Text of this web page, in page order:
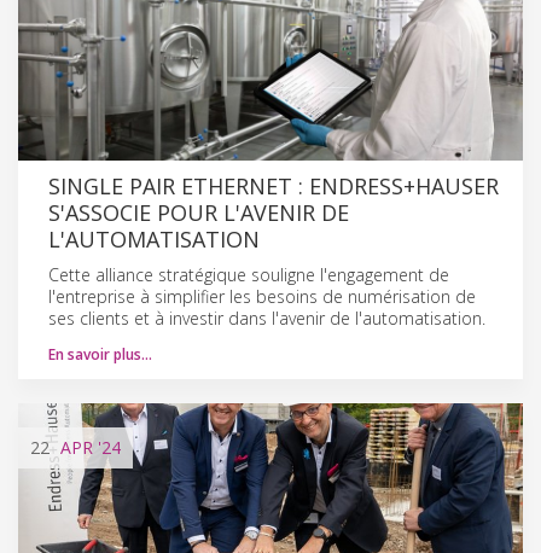
SINGLE PAIR ETHERNET : ENDRESS+HAUSER
S'ASSOCIE POUR L'AVENIR DE
L'AUTOMATISATION
Cette alliance stratégique souligne l'engagement de
l'entreprise à simplifier les besoins de numérisation de
ses clients et à investir dans l'avenir de l'automatisation.
En savoir plus…
22 APR'24